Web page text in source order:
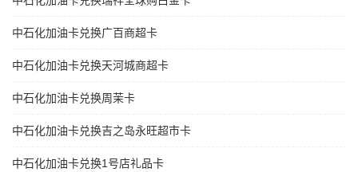
中石化加油卡兑换广百商超卡
中石化加油卡兑换天河城商超卡
中石化加油卡兑换周茉卡
中石化加油卡兑换吉之岛永旺超市卡
中石化加油卡兑换1号店礼品卡